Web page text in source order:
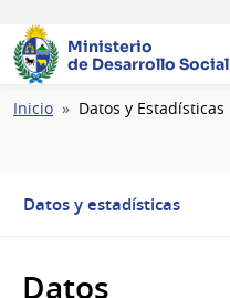
Ministerio
de Desarrollo Social
Ruta
Inicio Datos y Estadísticas
Datos y estadísticas
Datos